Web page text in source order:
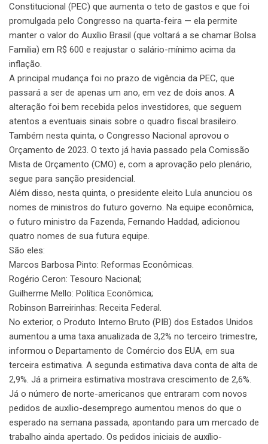
Constitucional (PEC) que aumenta o teto de gastos e que foi
promulgada pelo Congresso na quarta-feira — ela permite
manter o valor do Auxílio Brasil (que voltará a se chamar Bolsa
Família) em R$ 600 e reajustar o salário-mínimo acima da
inflação.
A principal mudança foi no prazo de vigência da PEC, que
passará a ser de apenas um ano, em vez de dois anos. A
alteração foi bem recebida pelos investidores, que seguem
atentos a eventuais sinais sobre o quadro fiscal brasileiro.
Também nesta quinta, o Congresso Nacional aprovou o
Orçamento de 2023. O texto já havia passado pela Comissão
Mista de Orçamento (CMO) e, com a aprovação pelo plenário,
segue para sanção presidencial.
Além disso, nesta quinta, o presidente eleito Lula anunciou os
nomes de ministros do futuro governo. Na equipe econômica,
o futuro ministro da Fazenda, Fernando Haddad, adicionou
quatro nomes de sua futura equipe.
São eles:
Marcos Barbosa Pinto: Reformas Econômicas.
Rogério Ceron: Tesouro Nacional;
Guilherme Mello: Política Econômica;
Robinson Barreirinhas: Receita Federal.
No exterior, o Produto Interno Bruto (PIB) dos Estados Unidos
aumentou a uma taxa anualizada de 3,2% no terceiro trimestre,
informou o Departamento de Comércio dos EUA, em sua
terceira estimativa. A segunda estimativa dava conta de alta de
2,9%. Já a primeira estimativa mostrava crescimento de 2,6%.
Já o número de norte-americanos que entraram com novos
pedidos de auxílio-desemprego aumentou menos do que o
esperado na semana passada, apontando para um mercado de
trabalho ainda apertado. Os pedidos iniciais de auxílio-